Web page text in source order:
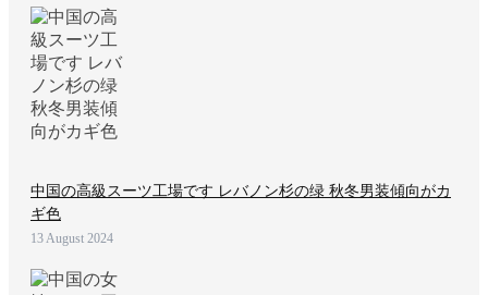
中国の高級スーツ工場です レバノン杉の绿 秋冬男装傾向がカ
ギ色
13 August 2024